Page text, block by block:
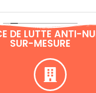
DE LUTTE ANTI-
SUR-MESURE